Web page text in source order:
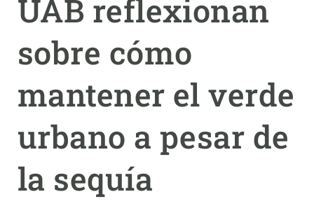
UAB reflexionan
sobre cómo
mantener el verde
urbano a pesar de
la sequía
CIENCIA EN ACCIÓN
NOTICIAS Y AGENDA